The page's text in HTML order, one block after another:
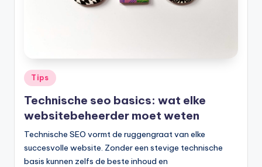
Tips
Technische seo basics: wat elke
websitebeheerder moet weten
Technische SEO vormt de ruggengraat van elke
succesvolle website. Zonder een stevige technische
basis kunnen zelfs de beste inhoud en